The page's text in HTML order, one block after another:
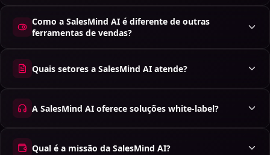
Como a SalesMind AI é diferente de outras
ferramentas de vendas?
Quais setores a SalesMind AI atende?
A SalesMind AI oferece soluções white-label?
Qual é a missão da SalesMind AI?